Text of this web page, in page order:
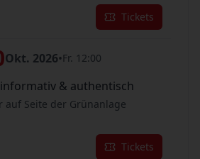
Tickets
Okt. 2026•Fr. 12:00
& authentisch
auf Seite der Grünanlage
Tickets